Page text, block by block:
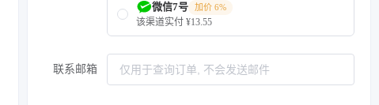
微信7号 加价 6%
该渠道实付 ¥13.55
联系邮箱